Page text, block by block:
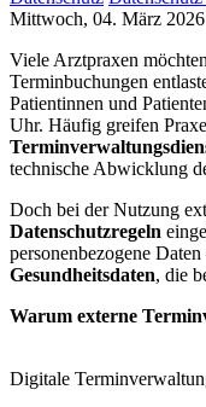
Mittwoch, 04. März 2026
Viele Arztpraxen
Terminbuchungen
Patientinnen und
Uhr. Häufig greifen
technische Abwicklung
Doch bei der Nutzung
Datenschutzregeln
personenbezogene
Gesundheitsdaten, die
Warum externe
Digitale